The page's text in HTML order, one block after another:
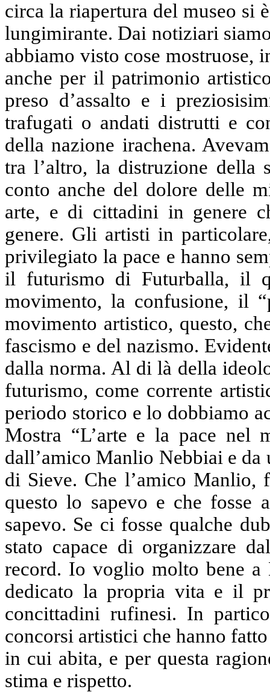
circa la riapertura del museo si
lungimirante. Dai notiziari
abbiamo visto cose mostruose,
anche per il patrimonio
preso d’assalto e i
trafugati o andati distrutti e
della nazione irachena.
tra l’altro, la distruzione della
conto anche del dolore delle
arte, e di cittadini in genere
genere. Gli artisti in
privilegiato la pace e hanno
il futurismo di Futurballa, il
movimento, la confusione, il
movimento artistico, questo,
fascismo e del nazismo.
dalla norma. Al di là della
futurismo, come corrente
periodo storico e lo dobbiamo
Mostra “L’arte e la pace nel
dall’amico Manlio Nebbiai e
di Sieve. Che l’amico Manlio,
questo lo sapevo e che fosse
sapevo. Se ci fosse qualche
stato capace di organizzare
record. Io voglio molto bene a
dedicato la propria vita e il
concittadini rufinesi. In
concorsi artistici che hanno
in cui abita, e per questa
stima e rispetto.